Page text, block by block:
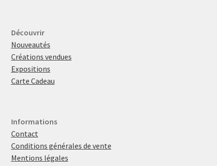
Découvrir
Nouveautés
Créations vendues
Expositions
Carte Cadeau
Informations
Contact
Conditions générales de vente
Mentions légales